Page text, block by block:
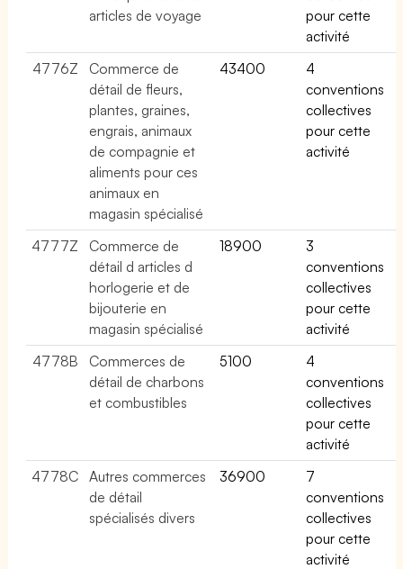
articles de voyage
pour cette
activité
4776Z
Commerce de
détail de fleurs,
plantes, graines,
engrais, animaux
de compagnie et
aliments pour ces
animaux en
magasin spécialisé
43400
4
conventions
collectives
pour cette
activité
4777Z
Commerce de
détail d articles d
horlogerie et de
bijouterie en
magasin spécialisé
18900
3
conventions
collectives
pour cette
activité
4778B
Commerces de
détail de charbons
et combustibles
5100
4
conventions
collectives
pour cette
activité
4778C Autres commerces
de détail
spécialisés divers
36900
7
conventions
collectives
pour cette
activité